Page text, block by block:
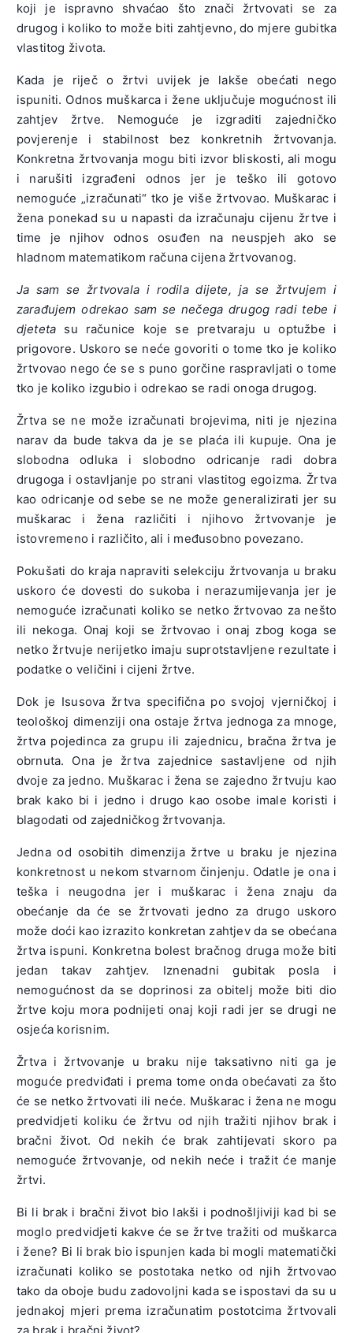
koji je ispravno shvaćao što znači žrtvovati se za
drugog i koliko to može biti zahtjevno, do mjere gubitka
vlastitog života.
Kada je riječ o žrtvi uvijek je lakše obećati nego
ispuniti. Odnos muškarca i žene uključuje mogućnost ili
zahtjev žrtve. Nemoguće je izgraditi zajedničko
povjerenje i stabilnost bez konkretnih žrtvovanja.
Konkretna žrtvovanja mogu biti izvor bliskosti, ali mogu
i narušiti izgrađeni odnos jer je teško ili gotovo
nemoguće „izračunati“ tko je više žrtvovao. Muškarac i
žena ponekad su u napasti da izračunaju cijenu žrtve i
time je njihov odnos osuđen na neuspjeh ako se
hladnom matematikom računa cijena žrtvovanog.
Ja sam se žrtvovala i rodila dijete, ja se žrtvujem i
zarađujem odrekao sam se nečega drugog radi tebe i
djeteta su računice koje se pretvaraju u optužbe i
prigovore. Uskoro se neće govoriti o tome tko je koliko
žrtvovao nego će se s puno gorčine raspravljati o tome
tko je koliko izgubio i odrekao se radi onoga drugog.
Žrtva se ne može izračunati brojevima, niti je njezina
narav da bude takva da je se plaća ili kupuje. Ona je
slobodna odluka i slobodno odricanje radi dobra
drugoga i ostavljanje po strani vlastitog egoizma. Žrtva
kao odricanje od sebe se ne može generalizirati jer su
muškarac i žena različiti i njihovo žrtvovanje je
istovremeno i različito, ali i međusobno povezano.
Pokušati do kraja napraviti selekciju žrtvovanja u braku
uskoro će dovesti do sukoba i nerazumijevanja jer je
nemoguće izračunati koliko se netko žrtvovao za nešto
ili nekoga. Onaj koji se žrtvovao i onaj zbog koga se
netko žrtvuje nerijetko imaju suprotstavljene rezultate i
podatke o veličini i cijeni žrtve.
Dok je Isusova žrtva specifična po svojoj vjerničkoj i
teološkoj dimenziji ona ostaje žrtva jednoga za mnoge,
žrtva pojedinca za grupu ili zajednicu, bračna žrtva je
obrnuta. Ona je žrtva zajednice sastavljene od njih
dvoje za jedno. Muškarac i žena se zajedno žrtvuju kao
brak kako bi i jedno i drugo kao osobe imale koristi i
blagodati od zajedničkog žrtvovanja.
Jedna od osobitih dimenzija žrtve u braku je njezina
konkretnost u nekom stvarnom činjenju. Odatle je ona i
teška i neugodna jer i muškarac i žena znaju da
obećanje da će se žrtvovati jedno za drugo uskoro
može doći kao izrazito konkretan zahtjev da se obećana
žrtva ispuni. Konkretna bolest bračnog druga može biti
jedan takav zahtjev. Iznenadni gubitak posla i
nemogućnost da se doprinosi za obitelj može biti dio
žrtve koju mora podnijeti onaj koji radi jer se drugi ne
osjeća korisnim.
Žrtva i žrtvovanje u braku nije taksativno niti ga je
moguće predviđati i prema tome onda obećavati za što
će se netko žrtvovati ili neće. Muškarac i žena ne mogu
predvidjeti koliku će žrtvu od njih tražiti njihov brak i
bračni život. Od nekih će brak zahtijevati skoro pa
nemoguće žrtvovanje, od nekih neće i tražit će manje
žrtvi.
Bi li brak i bračni život bio lakši i podnošljiviji kad bi se
moglo predvidjeti kakve će se žrtve tražiti od muškarca
i žene? Bi li brak bio ispunjen kada bi mogli matematički
izračunati koliko se postotaka netko od njih žrtvovao
tako da oboje budu zadovoljni kada se ispostavi da su u
jednakoj mjeri prema izračunatim postotcima žrtvovali